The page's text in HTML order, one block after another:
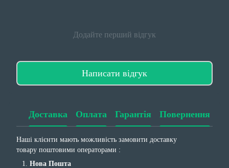
Додайте перший відгук
Написати відгук
Доставка Оплата Гарантія Повернення
Наші клієнти мають можливість замовити доставку
товару поштовими операторами :
Нова Пошта